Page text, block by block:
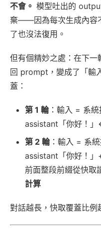
不會。 模型吐出的
棄——因為每次生成內容
了也沒法復用。
但有個精妙之處：在下
回 prompt，變成了「輸
蓋：
第 1 輪：輸入 = 系
assistant「你好！
第 2 輪：輸入 = 系
assistant「你好！」
前面整段前綴從快取
計算
對話越長，快取覆蓋比例